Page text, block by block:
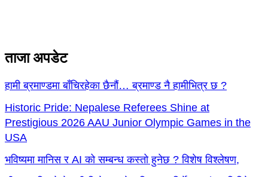
ताजा अपडेट
हामी ब्रमाण्डमा बाँचिरहेका छैनौं… ब्रमाण्ड नै हामीभित्र छ ?
Historic Pride: Nepalese Referees Shine at
Prestigious 2026 AAU Junior Olympic Games in the
USA
भविष्यमा मानिस र AI को सम्बन्ध कस्तो हुनेछ ? विशेष विश्लेषण,